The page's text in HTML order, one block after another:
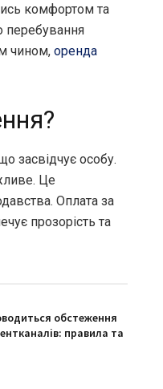
комфортом та
перебування
чином, оренда
засвідчує особу.
Це
Оплата за
прозорість та
обстеження
правила та